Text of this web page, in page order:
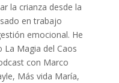
la crianza desde la
en trabajo
emocional. He
Magia del Caos
con Marco
Más vida María,